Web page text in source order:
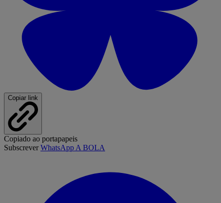
Copiar link
Copiado ao portapapeis
SubscreverWhatsApp A BOLA